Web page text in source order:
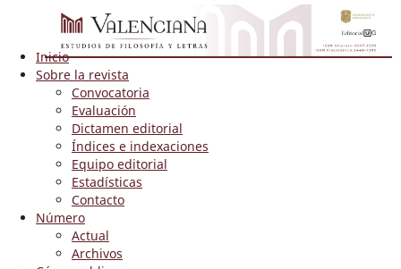
Inicio
Sobre la revista
Convocatoria
Evaluación
Dictamen editorial
Índices e indexaciones
Equipo editorial
Estadísticas
Contacto
Número
Actual
Archivos